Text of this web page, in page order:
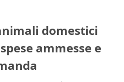
domestici
ammesse e